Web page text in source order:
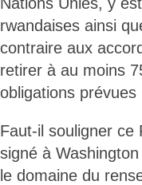
rwandaises ainsi
contraire aux
retirer à au moins
obligations prévues
Faut-il souligner ce
signé à
le domaine du